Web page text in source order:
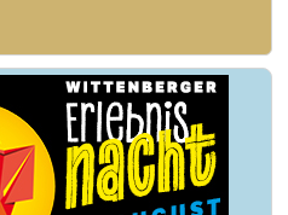
Union Sandersdorf - VfB 1921 Krieschow,